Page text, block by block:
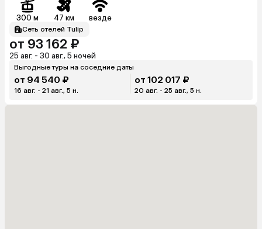
300 м 47 км везде
Сеть отелей Tulip
от 93 162 ₽
25 авг. - 30 авг., 5 ночей
Выгодные туры на соседние даты
от 94 540 ₽
16 авг. - 21 авг., 5 н.
от 102 017 ₽
20 авг. - 25 авг., 5 н.